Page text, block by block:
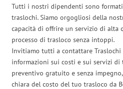
Tutti i nostri dipendenti sono
traslochi. Siamo orgogliosi della
capacità di offrire un servizio di alta
processo di trasloco senza intoppi.
Invitiamo tutti a contattare
informazioni sui costi e sui servizi di
preventivo gratuito e senza
chiara del costo del tuo trasloco da